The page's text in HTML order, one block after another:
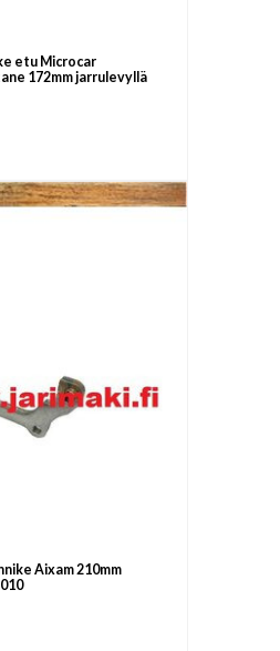
etu Microcar
172mm jarrulevyllä
Aixam 210mm